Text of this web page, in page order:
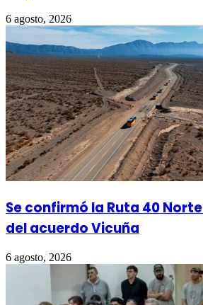
6 agosto, 2026
Se confirmó la Ruta 40
del acuerdo Vicuña
6 agosto, 2026